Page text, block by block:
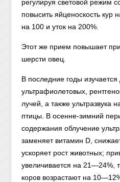
регулируя световой режим
повысить яйценоскость кур
на 100 и уток на 200%.
Этот же прием повышает
шерсти овец.
В последние годы изучается
ультрафиолетовых,
лучей, а также ультразвука
птицы. В осенне-зимний
содержания облучение
заменяет витамин D,
ускоряет рост животных;
увеличивается на
коров возрастают на